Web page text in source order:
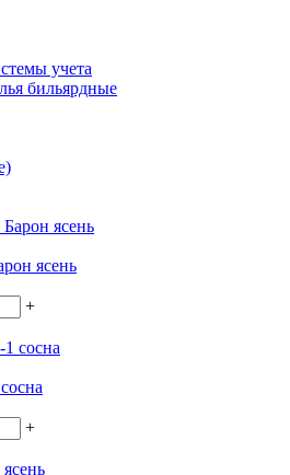
учета
бильярдные
ясень
+
+